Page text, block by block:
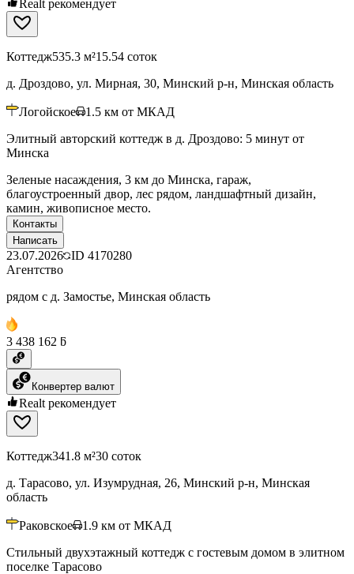
Realt рекомендует
Коттедж535.3 м²15.54 соток
д. Дроздово, ул. Мирная, 30, Минский р-н, Минская область
Логойское 1.5 км от МКАД
Элитный авторский коттедж в д. Дроздово: 5 минут от
Минска
Зеленые насаждения, 3 км до Минска, гараж,
благоустроенный двор, лес рядом, ландшафтный дизайн,
камин, живописное место.
Контакты
Написать
23.07.2026 ID 4170280
Агентство
рядом с д. Замостье, Минская область
3 438 162 ƃ
Конвертер валют
Realt рекомендует
Коттедж341.8 м²30 соток
д. Тарасово, ул. Изумрудная, 26, Минский р-н, Минская
область
Раковское 1.9 км от МКАД
Стильный двухэтажный коттедж с гостевым домом в элитном
поселке Тарасово